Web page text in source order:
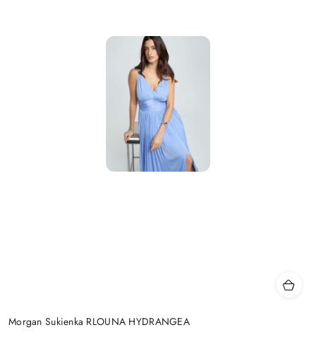
Morgan Sukienka RLOUNA HYDRANGEA